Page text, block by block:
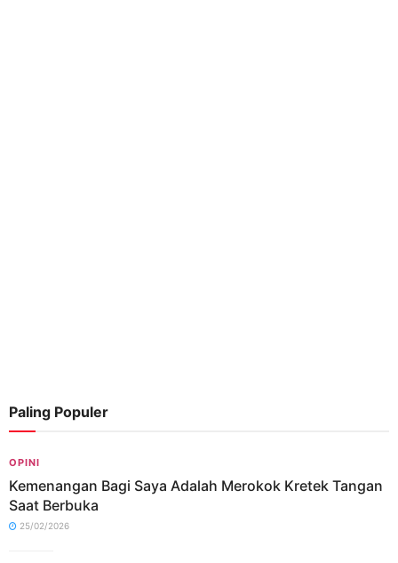
Paling Populer
OPINI
Kemenangan Bagi Saya Adalah Merokok Kretek Tangan
Saat Berbuka
25/02/2026